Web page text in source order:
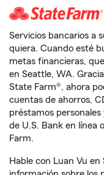
Servicios bancarios a
quiera. Cuando esté
metas financieras,
en Seattle, WA.
State Farm®, ahora
cuentas de ahorros,
préstamos
de U.S. Bank en línea
Farm.
Hable con Luan Vu